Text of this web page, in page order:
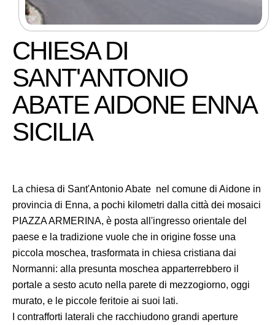
CHIESA DI
SANT'ANTONIO
ABATE AIDONE ENNA
SICILIA
La chiesa di Sant'Antonio Abate nel comune di Aidone in
provincia di Enna, a pochi kilometri dalla città dei mosaici
PIAZZA ARMERINA, è posta all'ingresso orientale del
paese e la tradizione vuole che in origine fosse una
piccola moschea, trasformata in chiesa cristiana dai
Normanni: alla presunta moschea apparterrebbero il
portale a sesto acuto nella parete di mezzogiorno, oggi
murato, e le piccole feritoie ai suoi lati.
I contrafforti laterali che racchiudono grandi aperture